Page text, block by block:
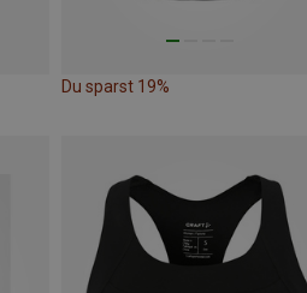
Du sparst 19%